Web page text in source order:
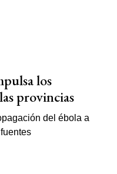
los
provincias